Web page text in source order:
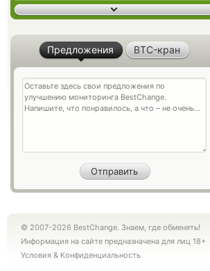
Предложения BTC-кран
© 2007-2026 BestChange. Знаем, где обменять!
Информация на сайте предназначена для лиц 18+
Условия & Конфиденциальность